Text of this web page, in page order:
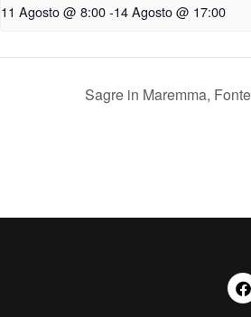
11 Agosto @ 8:00-14 Agosto @ 17:00
Sagre in Maremma,